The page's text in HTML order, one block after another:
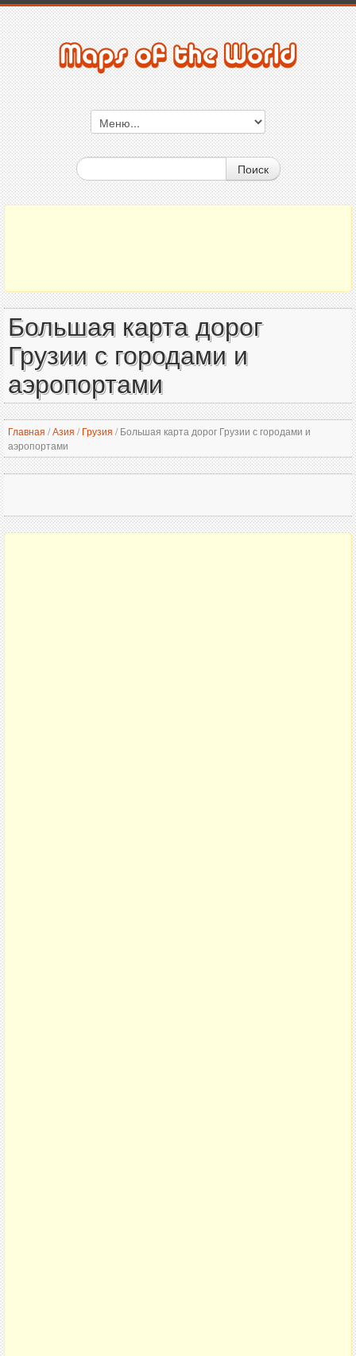
Поиск
Большая карта дорог
Грузии с городами и
аэропортами
Главная /Азия / Грузия /Большая карта дорог Грузии с городами и
аэропортами